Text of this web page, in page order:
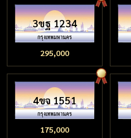
3ขฐ 1234
295,000
4ขจ 1551
175,000